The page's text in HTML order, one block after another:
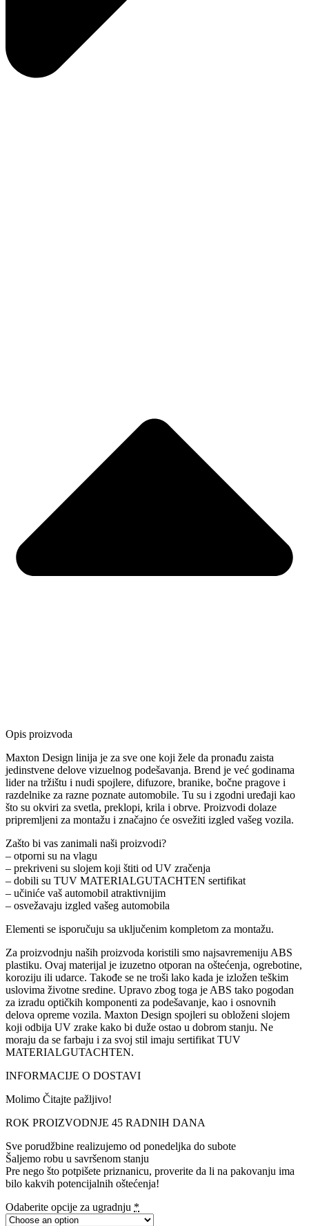
Opis proizvoda
Maxton Design linija je za sve one koji žele da pronađu zaista
jedinstvene delove vizuelnog podešavanja. Brend je već godinama
lider na tržištu i nudi spojlere, difuzore, branike, bočne pragove i
razdelnike za razne poznate automobile. Tu su i zgodni uređaji kao
što su okviri za svetla, preklopi, krila i obrve. Proizvodi dolaze
pripremljeni za montažu i značajno će osvežiti izgled vašeg vozila.
Zašto bi vas zanimali naši proizvodi?
– otporni su na vlagu
– prekriveni su slojem koji štiti od UV zračenja
– dobili su TUV MATERIALGUTACHTEN sertifikat
– učiniće vaš automobil atraktivnijim
– osvežavaju izgled vašeg automobila
Elementi se isporučuju sa uključenim kompletom za montažu.
Za proizvodnju naših proizvoda koristili smo najsavremeniju ABS
plastiku. Ovaj materijal je izuzetno otporan na oštećenja, ogrebotine,
koroziju ili udarce. Takođe se ne troši lako kada je izložen teškim
uslovima životne sredine. Upravo zbog toga je ABS tako pogodan
za izradu optičkih komponenti za podešavanje, kao i osnovnih
delova opreme vozila. Maxton Design spojleri su obloženi slojem
koji odbija UV zrake kako bi duže ostao u dobrom stanju. Ne
moraju da se farbaju i za svoj stil imaju sertifikat TUV
MATERIALGUTACHTEN.
INFORMACIJE O DOSTAVI
Molimo Čitajte pažljivo!
ROK PROIZVODNJE 45 RADNIH DANA
Sve porudžbine realizujemo od ponedeljka do subote
Šaljemo robu u savršenom stanju
Pre nego što potpišete priznanicu, proverite da li na pakovanju ima
bilo kakvih potencijalnih oštećenja!
Odaberite opcije za ugradnju *